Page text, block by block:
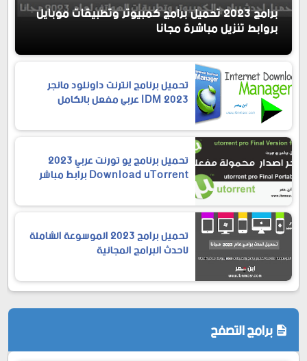
برامج 2023 تحميل برامج كمبيوتر وتطبيقات موبايل
بروابط تنزيل مباشرة مجانا
تحميل برنامج انترنت داونلود مانجر
2023 IDM عربي مفعل بالكامل
تحميل برنامج يو تورنت عربي 2023
Download uTorrent برابط مباشر
تحميل برامج 2023 الموسوعة الشاملة
لاحدث البرامج المجانية
برامج التصفح